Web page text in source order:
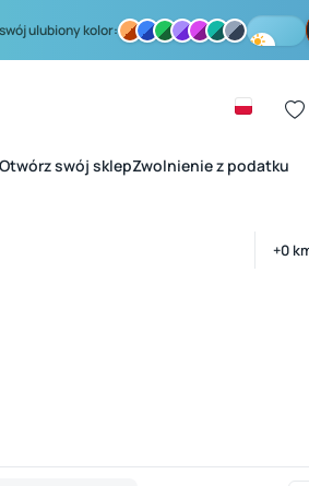
ulubiony kolor:
Otwórz swój sklepZwolnienie z podatku